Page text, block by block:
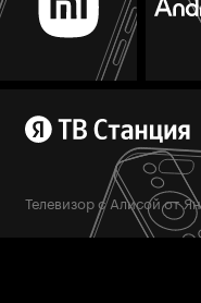
Телевизор с Алисой от